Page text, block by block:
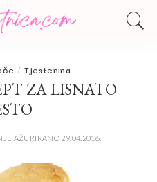
Tjestenina
ZA LISNATO
AŽURIRANO 29.04.2016.